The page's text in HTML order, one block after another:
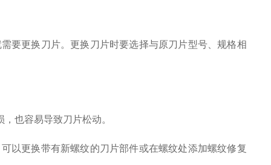
更换刀片。更换刀片时要选择与原刀片型号、规格相
也容易导致刀片松动。
更换带有新螺纹的刀片部件或在螺纹处添加螺纹修复